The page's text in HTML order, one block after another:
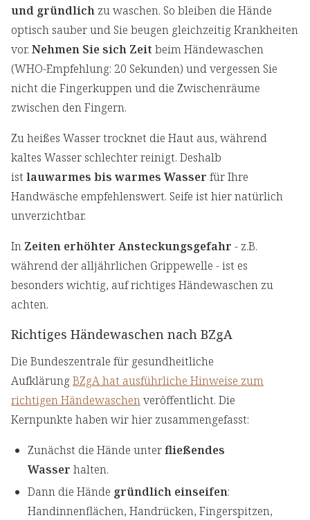
und gründlich zu waschen. So bleiben die Hände
optisch sauber und Sie beugen gleichzeitig Krankheiten
vor. Nehmen Sie sich Zeit beim Händewaschen
(WHO-Empfehlung: 20 Sekunden) und vergessen Sie
nicht die Fingerkuppen und die Zwischenräume
zwischen den Fingern.
Zu heißes Wasser trocknet die Haut aus, während
kaltes Wasser schlechter reinigt. Deshalb
ist lauwarmes bis warmes Wasser für Ihre
Handwäsche empfehlenswert. Seife ist hier natürlich
unverzichtbar.
In Zeiten erhöhter Ansteckungsgefahr - z.B.
während der alljährlichen Grippewelle - ist es
besonders wichtig, auf richtiges Händewaschen zu
achten.
Richtiges Händewaschen nach BZgA
Die Bundeszentrale für gesundheitliche
AufklärungBZgA hat ausführliche Hinweise zum
richtigen Händewaschenveröffentlicht. Die
Kernpunkte haben wir hier zusammengefasst:
Zunächst die Hände unterfließendes
Wasser halten.
Dann die Hände gründlich einseifen:
Handinnenflächen, Handrücken, Fingerspitzen,